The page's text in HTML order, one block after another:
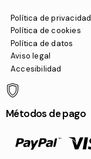
Política de privacidad
Política de cookies
Política de datos
Aviso legal
Accesibilidad
Métodos de pago